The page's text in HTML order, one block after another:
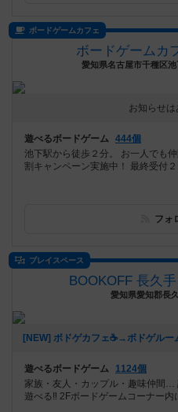
ボードゲームカフェ
ボードゲーム
愛知県名古屋市千種区
お知らせ
遊べるボードゲーム 444個
池下駅から徒歩２分。 お一人でも
割キャンペーン実施中！ 最終受付
フォ
プレイスペース
BOOKOFF 長久
愛知県愛知郡長
[NEW] ボドゲカフェ☕️→ボドゲルー
遊べるボードゲーム
1124個
家族・友人・カップル・趣味仲間
遊べる‼️ 2Fボードゲームコーナー内